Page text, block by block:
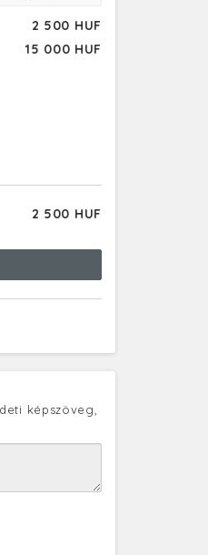
2 500 HUF
15 000 HUF
2 500 HUF
képszöveg,